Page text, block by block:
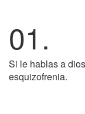
01.
Si le hablas a
esquizofrenia.